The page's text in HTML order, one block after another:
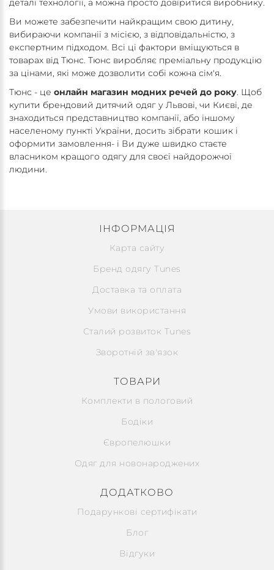
деталі технології, а можна просто довіритися виробнику.
Ви можете забезпечити найкращим свою дитину,
вибираючи компанії з місією, з відповідальністю, з
експертним підходом. Всі ці фактори вміщуються в
товарах від Тюнс. Тюнс виробляє преміальну продукцію
за цінами, які може дозволити собі кожна сім'я.
Тюнс - це онлайн магазин модних речей до року. Щоб
купити брендовий дитячий одяг у Львові, чи Києві, де
знаходиться представництво компанії, або іншому
населеному пункті України, досить зібрати кошик і
оформити замовлення- і Ви дуже швидко стаєте
власником кращого одягу для своєї найдорожчої
людини.
ІНФОРМАЦІЯ
Карта сайту
Бренд одягу Tunes
Доставка та оплата
Умови використання
Сталий розвиток Tunes
Зворотній зв'язок
ТОВАРИ
Комплекти в пологовий
Бодіки
Європелюшки
Одяг для новонароджених
ДОДАТКОВО
Подарункові сертифікати
Блог
Відгуки